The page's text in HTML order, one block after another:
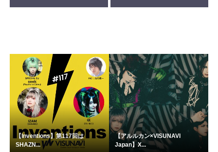
【Inventions】第117回は
SHAZN...
【アルルカン×VISUNAVI
Japan】X...